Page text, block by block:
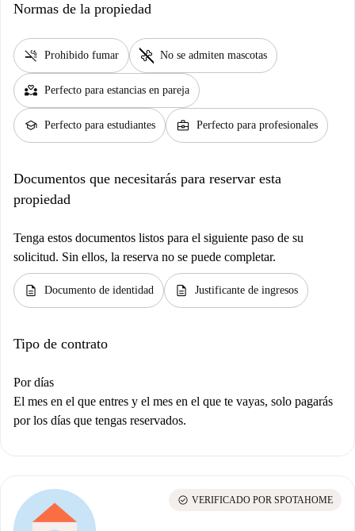
Normas de la propiedad
smoke_free Prohibido fumar pet_supplies No se admiten mascotas
partner_heart Perfecto para estancias en pareja
school Perfecto para estudiantes business_center Perfecto para profesionales
Documentos que necesitarás para reservar esta
propiedad
Tenga estos documentos listos para el siguiente paso de su
solicitud. Sin ellos, la reserva no se puede completar.
description Documento de identidad description Justificante de ingresos
Tipo de contrato
Por días
El mes en el que entres y el mes en el que te vayas, solo pagarás
por los días que tengas reservados.
check_circle VERIFICADO POR SPOTAHOME